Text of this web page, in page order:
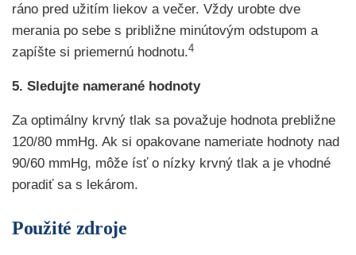
ráno pred užitím liekov a večer. Vždy urobte dve
merania po sebe s približne minútovým odstupom a
zapíšte si priemernú hodnotu.4
5. Sledujte namerané hodnoty
Za optimálny krvný tlak sa považuje hodnota prebližne
120/80 mmHg. Ak si opakovane nameriate hodnoty nad
90/60 mmHg, môže ísť o nízky krvný tlak a je vhodné
poradiť sa s lekárom.
Použité zdroje